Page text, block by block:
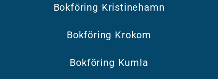
Bokföring Kristinehamn
Bokföring Krokom
Bokföring Kumla